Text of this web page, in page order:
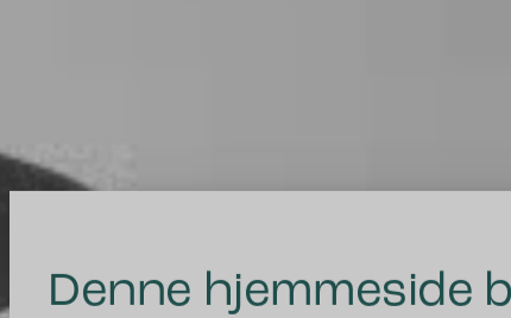
Denne hjemmeside